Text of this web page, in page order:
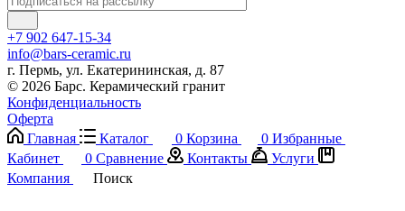
+7 902 647-15-34
info@bars-ceramic.ru
г. Пермь, ул. Екатерининская, д. 87
© 2026 Барс. Керамический гранит
Конфиденциальность
Оферта
Главная
Каталог 0 Корзина 0 Избранные
Кабинет
0 Сравнение Контакты
Услуги
Компания
Поиск